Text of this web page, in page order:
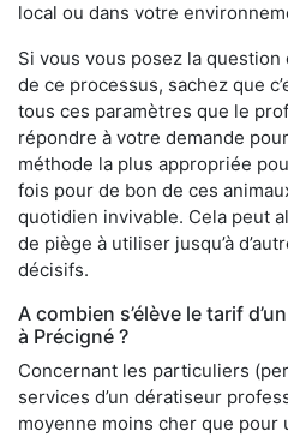
local ou dans votre
Si vous vous posez la
de ce processus, sachez que
tous ces paramètres que le
répondre à votre demande
méthode la plus appropriée
fois pour de bon de ces
quotidien invivable. Cela peut
de piège à utiliser jusqu’à
décisifs.
A combien s’élève le tarif
à Précigné ?
Concernant les particuliers
services d’un dératiseur
moyenne moins cher que pour